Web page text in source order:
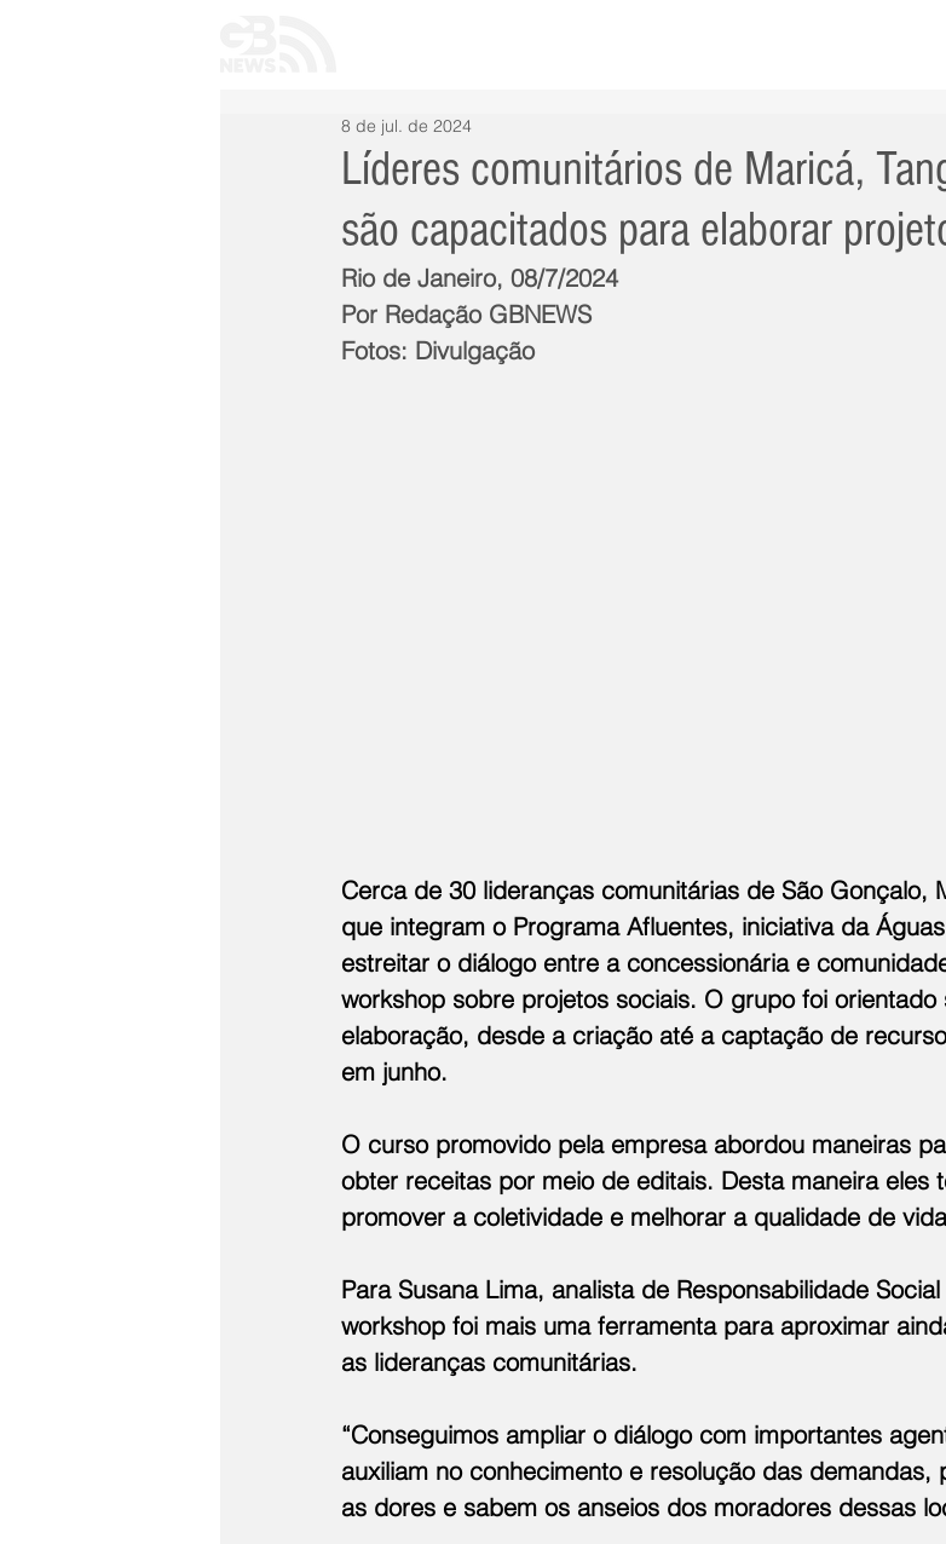
Líderes comunitários de Maricá,
são capacitados para elaborar
8 de jul. de 2024
Rio de Janeiro, 08/7/2024
Por Redação GBNEWS
Fotos: Divulgação
Cerca de 30 lideranças comunitárias de São Gonçalo,
que integram o Programa Afluentes, iniciativa da
estreitar o diálogo entre a concessionária e
workshop sobre projetos sociais. O grupo foi
elaboração, desde a criação até a captação de
em junho.
O curso promovido pela empresa abordou maneiras
obter receitas por meio de editais. Desta maneira eles
promover a coletividade e melhorar a qualidade de
Para Susana Lima, analista de Responsabilidade
workshop foi mais uma ferramenta para aproximar
as lideranças comunitárias.
“Conseguimos ampliar o diálogo com importantes
auxiliam no conhecimento e resolução das demandas,
as dores e sabem os anseios dos moradores dessas